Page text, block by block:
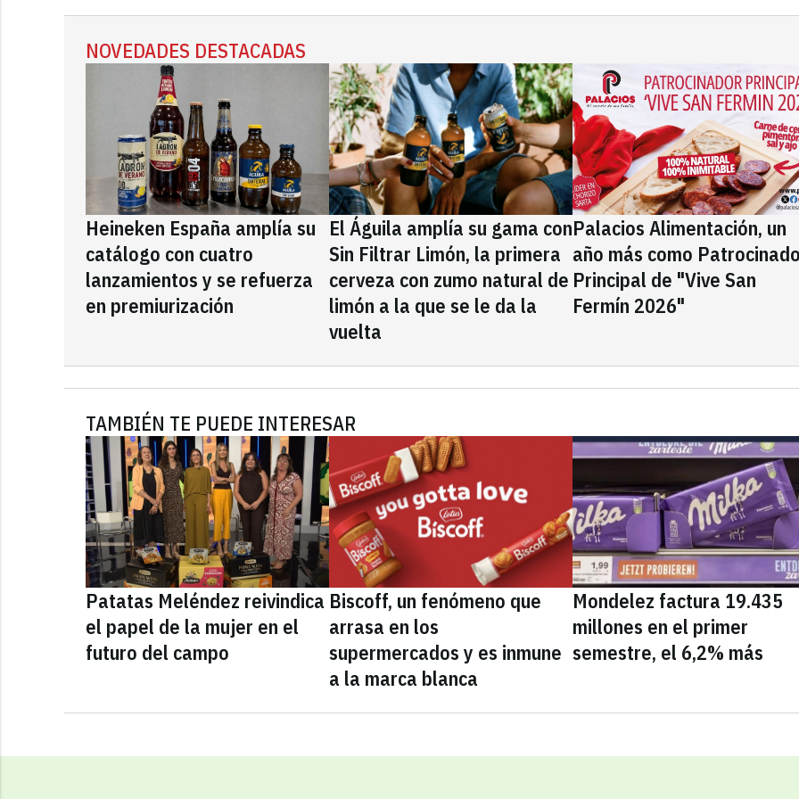
NOVEDADES DESTACADAS
Heineken España amplía su
catálogo con cuatro
lanzamientos y se refuerza
en premiurización
El Águila amplía su gama con
Sin Filtrar Limón, la primera
cerveza con zumo natural de
limón a la que se le da la
vuelta
Palacios Alimentación, un
año más como
Principal de "Vive San
Fermín 2026"
TAMBIÉN TE PUEDE INTERESAR
Patatas Meléndez reivindica
el papel de la mujer en el
futuro del campo
Biscoff, un fenómeno que
arrasa en los
supermercados y es inmune
a la marca blanca
Mondelez factura 19.435
millones en el primer
semestre, el 6,2% más